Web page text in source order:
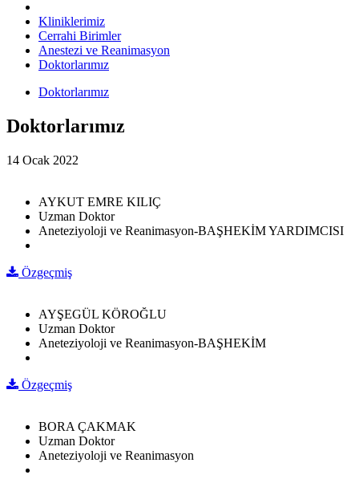
Kliniklerimiz
Cerrahi Birimler
Anestezi ve Reanimasyon
Doktorlarımız
Doktorlarımız
Doktorlarımız
14 Ocak 2022
AYKUT EMRE KILIÇ
Uzman Doktor
Aneteziyoloji ve Reanimasyon-BAŞHEKİM YARDIMCISI
Özgeçmiş
AYŞEGÜL KÖROĞLU
Uzman Doktor
Aneteziyoloji ve Reanimasyon-BAŞHEKİM
Özgeçmiş
BORA ÇAKMAK
Uzman Doktor
Aneteziyoloji ve Reanimasyon